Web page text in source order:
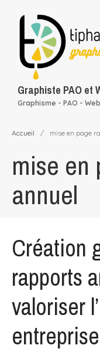
Graphiste PAO et
Graphisme - PAO -
Accueil / mise en page
mise en
annuel
Création
rapports
valoriser